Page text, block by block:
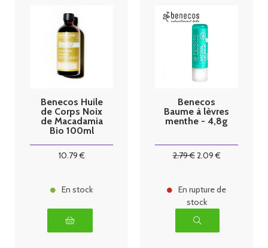
Benecos Huile
de Corps Noix
de Macadamia
Bio 100ml
10.79€
En stock
Benecos
Baume à lèvres
menthe - 4,8g
2.79€2.09€
En rupture de
stock